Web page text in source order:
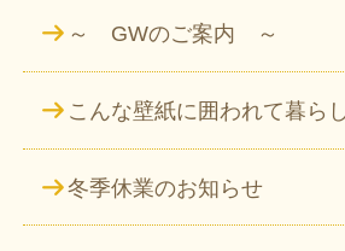
～ GWのご案内 ～
こんな壁紙に囲われて暮ら
冬季休業のお知らせ